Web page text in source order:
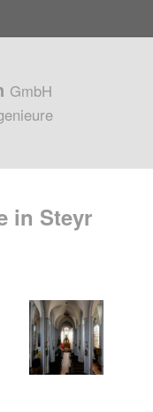
GmbH
in Steyr